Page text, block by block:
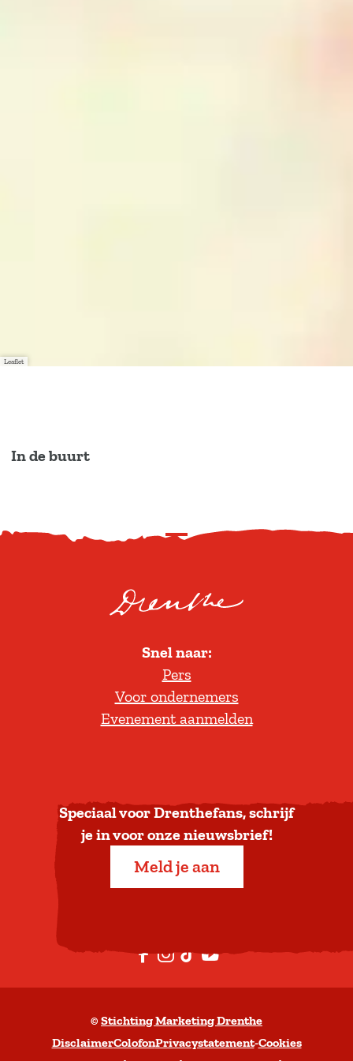
In de buurt
Leaflet
S
o
l
t
e
r
a
a
b
n
Snel naar:
Pers
Voor ondernemers
Evenement aanmelden
Speciaal voor Drenthefans, schrijf
je in voor onze nieuwsbrief!
Meld je aan
F
a
e
b
I
n
t
a
T
i
T
o
Y
o
t
u
© Stichting Marketing Drenthe
DisclaimerColofonPrivacystatement-Cookies